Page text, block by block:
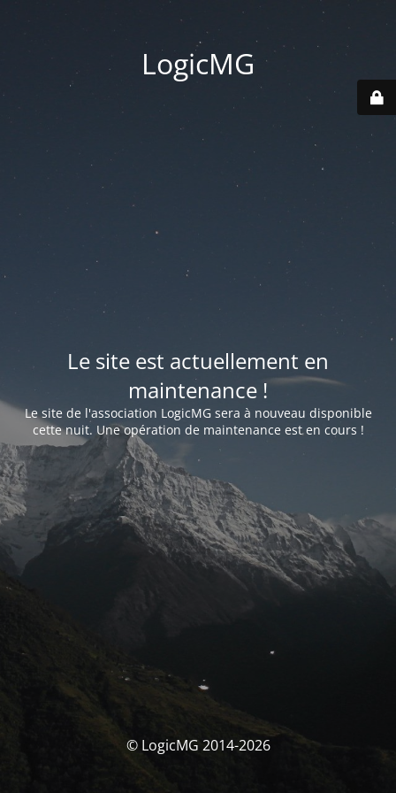
LogicMG
Le site est actuellement en
maintenance !
Le site de l'association LogicMG sera à nouveau disponible
cette nuit. Une opération de maintenance est en cours !
© LogicMG 2014-2026